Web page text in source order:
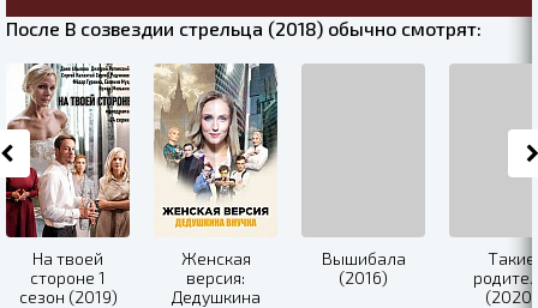
После В созвездии стрельца (2018) обычно смотрят:
На твоей
стороне 1
сезон (2019)
Женская
версия:
Дедушкина
Вышибала
(2016)
Такие
(2020)